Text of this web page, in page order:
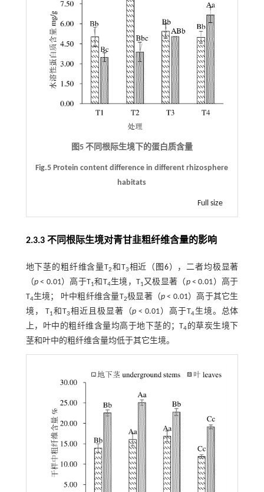
图5 不同根际生境下的蛋白质含量
Fig.5 Protein content difference in different rhizosphere
habitats
Full size
2.3.3 不同根际生境对青甘韭粗纤维含量的影响
地下茎的粗纤维含量T2和T3相近（ 图6），二者均极显著
（p< 0.01）高于T1和T4生境，T1 又极显著（ p< 0.01）高于
T4生境； 叶中粗纤维含量T2极显著（p < 0.01）高于其它生
境， T1和T3相近且极显著（p < 0.01）高于T4生境。总体
上，叶中的粗纤维含量均高于地下茎的；T4 的草炭生境下
茎和叶中的粗纤维含量均低于其它生境。